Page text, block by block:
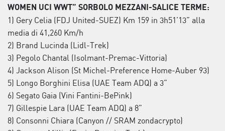
WOMEN UCI WWT” SORBOLO MEZZANI-SALICE TERME:
1) Gery Celia (FDJ United-SUEZ) Km 159 in 3h51’13” alla
media di 41,260 Km/h
2) Brand Lucinda (Lidl-Trek)
3) Pegolo Chantal (Isolmant-Premac-Vittoria)
4) Jackson Alison (St Michel-Preference Home-Auber 93)
5) Longo Borghini Elisa (UAE Team ADQ) a 3”
6) Segato Gaia (Vini Fantini-BePink)
7) Gillespie Lara (UAE Team ADQ) a 8”
8) Consonni Chiara (Canyon // SRAM zondacrypto)